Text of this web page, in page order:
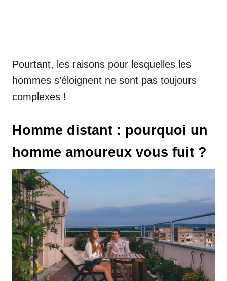
Pourtant, les raisons pour lesquelles les
hommes s’éloignent ne sont pas toujours
complexes !
Homme distant : pourquoi un
homme amoureux vous fuit ?